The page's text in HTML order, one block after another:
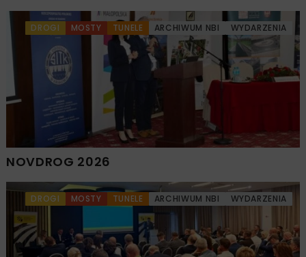
DROGI MOSTY TUNELE ARCHIWUM NBI WYDARZENIA
NOVDROG 2026
DROGI MOSTY TUNELE ARCHIWUM NBI WYDARZENIA